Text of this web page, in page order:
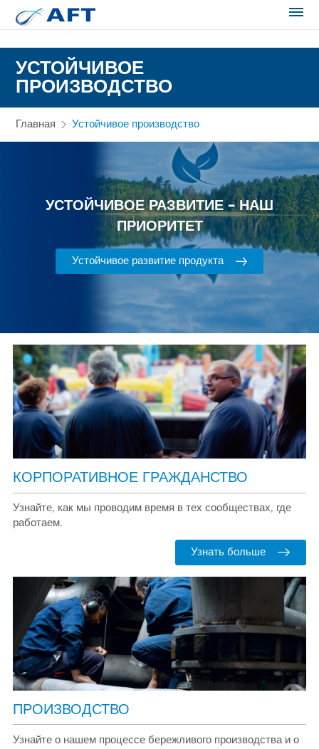
УСТОЙЧИВОЕ
ПРОИЗВОДСТВО
Главная Устойчивое производство
УСТОЙЧИВОЕ РАЗВИТИЕ – НАШ
ПРИОРИТЕТ
Устойчивое развитие продукта
КОРПОРАТИВНОЕ ГРАЖДАНСТВО
Узнайте, как мы проводим время в тех сообществах, где
работаем.
Узнать больше
ПРОИЗВОДСТВО
Узнайте о нашем процессе бережливого производства и о